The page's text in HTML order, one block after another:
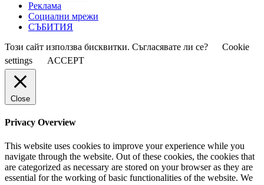
Реклама
Социални мрежи
СЪБИТИЯ
Този сайт използва бисквитки. Съгласявате ли се?
Cookie
settings
ACCEPT
Close
Privacy Overview
This website uses cookies to improve your experience while you
navigate through the website. Out of these cookies, the cookies that
are categorized as necessary are stored on your browser as they are
essential for the working of basic functionalities of the website. We